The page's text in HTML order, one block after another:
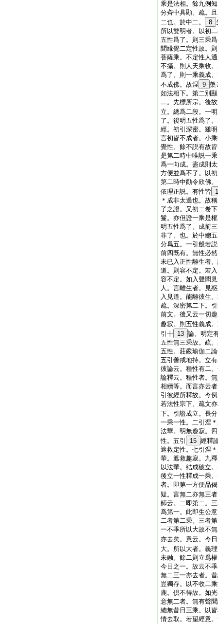
乘是法相。餘九例
分齊中具顯。疏。
二也。於中二。
8
所以雙明者。以初
五性爲了。則三乘
聞縁覺二定性故。
菩薩乘。不定性人
不攝。則人天乘收
爲了。則一乘義成
不成佛。故涅 9 槃
如法相下。第二別
二。先標所宗。後
立。總爲二段。一
了。後明五性爲了
經。初引深密。雖
言初皆不成者。小
覺性。餘不説有故
是第二時中唯説一
爲一向成。盡成則
方便並爲不了。以
第二時中勸令欣佛
依理正説。有性皆
＊成非太過也。故
了之證。又初二卷
鬘。亦但證一乘是
明五性爲了。成前
非了。也。於中總
分爲五。一引般若
前四既有。無性必
未已入正性離生者
道。則容不定。若
容不定。如入聲聞
人。言離生者。見
入見道。能離彼生
疏。深密第二下。
前文。後又云一切
趣寂。則五性義成
引十 13 論。明定
五性無三乘故。疏
五性。莊嚴瑜伽二
五引善戒地持。立
彼論云。種性有二
論釋云。種性者。
相續等。而言亦云
引彼經所釋故。今
若法性宗下。疏文
下。引證成立。長
一乘一性。二引涅
法華。明無趣寂。
性。五引
15 經釋
遮救定性。七引涅
華。遮救趣寂。九
以法華。結成破立
後立一性釋成一乘
者。即第一方便品
疑。言無二亦無三
師云。二即第二。
爲第一。此即生公
二者第二乘。三者
一不乖所以大故不
亦去矣。意云。今
大。所以大者。義
未融。餘二則立爲
今日之一。故云不
無二三一亦去者。
豈獨存。以不收二
鹿。倶不得故。如
意無二者。無有聲
總無昔日三乘。以
情去取。若望經意